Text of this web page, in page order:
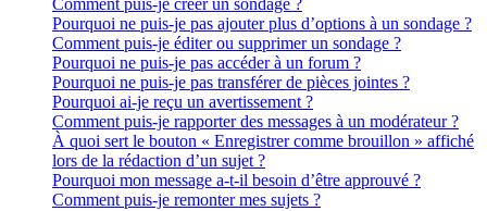
Comment puis-je créer un sondage ?
Pourquoi ne puis-je pas ajouter plus d’options à un sondage ?
Comment puis-je éditer ou supprimer un sondage ?
Pourquoi ne puis-je pas accéder à un forum ?
Pourquoi ne puis-je pas transférer de pièces jointes ?
Pourquoi ai-je reçu un avertissement ?
Comment puis-je rapporter des messages à un modérateur ?
À quoi sert le bouton « Enregistrer comme brouillon » affiché
lors de la rédaction d’un sujet ?
Pourquoi mon message a-t-il besoin d’être approuvé ?
Comment puis-je remonter mes sujets ?